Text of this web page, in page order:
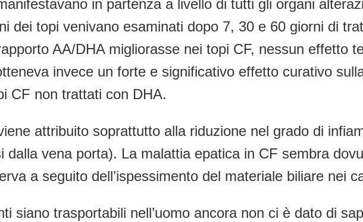
in partenza a livello di tutti gli organi
dei topi venivano esaminati dopo 7, 30 e 60 giorni di
AA/DHA migliorasse nei topi CF, nessun effetto
invece un forte e significativo effetto curativo
CF non trattati con DHA.
attribuito soprattutto alla riduzione nel grado di
dalla vena porta). La malattia epatica in CF sembra
a seguito dell’ispessimento del materiale biliare nei
siano trasportabili nell’uomo ancora non ci è dato di